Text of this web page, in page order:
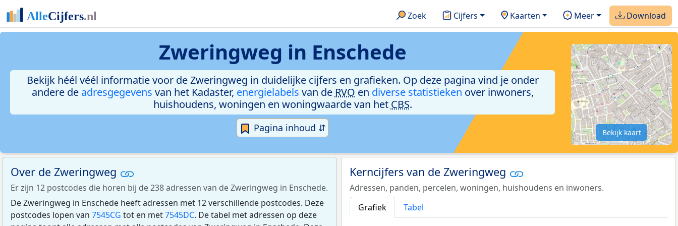
Zoek Cijfers Kaarten Meer Download
Zweringweg in Enschede
Bekijk héél véél informatie voor de Zweringweg in duidelijke cijfers en grafieken. Op deze pagina vind je onder
andere de adresgegevens van het Kadaster, energielabels van de RVO en diverse statistieken over inwoners,
huishoudens, woningen en woningwaarde van het CBS.
Pagina inhoud ⇵ Bekijk kaart
Over de Zweringweg
Er zijn 12 postcodes die horen bij de 238 adressen van de Zweringweg in Enschede.
De Zweringweg in Enschede heeft adressen met 12 verschillende postcodes. Deze
postcodes lopen van 7545CG tot en met7545DC. De tabel met adressen op deze
Kerncijfers van de Zweringweg
Adressen, panden, percelen, woningen, huishoudens en inwoners.
Grafiek
Tabel